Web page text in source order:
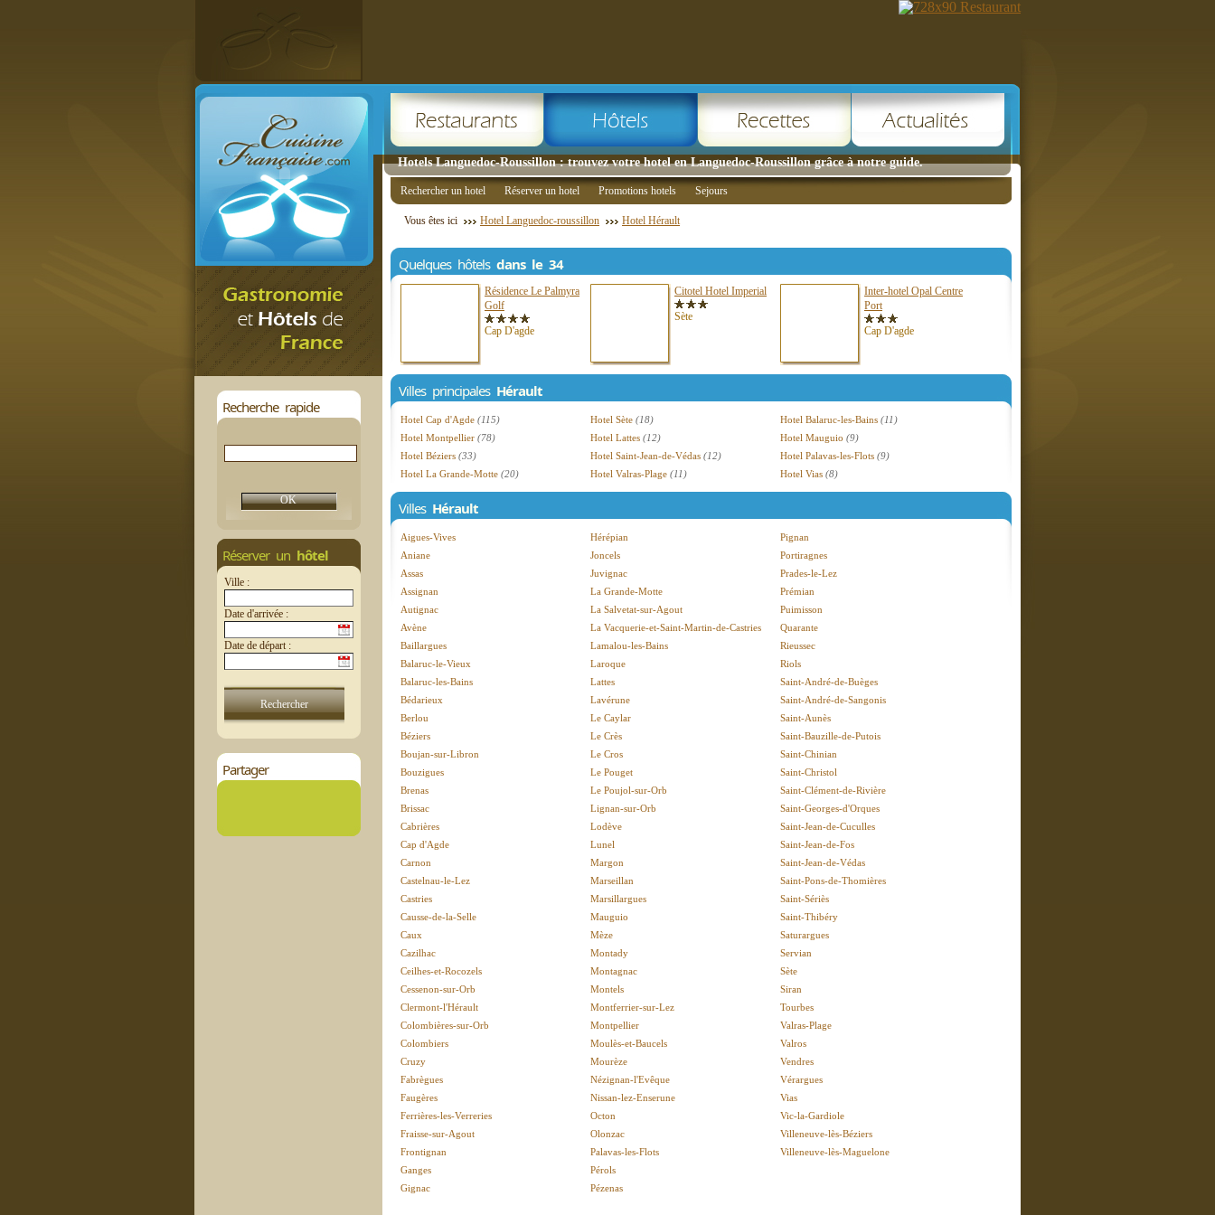
Hotels Languedoc-Roussillon : trouvez votre hotel en Languedoc-Roussillon grâce à notre guide.
Recherche rapide
Réserver un hôtel
Ville :
Date d'arrivée :
Date de départ :
Partager
Rechercher un hotel Réserver un hotel Promotions hotels Sejours
Vous êtes ici Hotel Languedoc-roussillon Hotel Hérault
Quelques hôtels dans le 34
Résidence Le Palmyra
Golf
Cap D'agde
Citotel Hotel Imperial
Sète
Inter-hotel Opal Centre
Port
Cap D'agde
Villes principales Hérault
Hotel Cap d'Agde (115)
Hotel Montpellier (78)
Hotel Béziers (33)
Hotel La Grande-Motte (20)
Hotel Sète (18)
Hotel Lattes (12)
Hotel Saint-Jean-de-Védas (12)
Hotel Valras-Plage (11)
Hotel Balaruc-les-Bains (11)
Hotel Mauguio (9)
Hotel Palavas-les-Flots (9)
Hotel Vias (8)
Villes Hérault
Aigues-Vives
Aniane
Assas
Assignan
Autignac
Avène
Baillargues
Balaruc-le-Vieux
Balaruc-les-Bains
Bédarieux
Berlou
Béziers
Boujan-sur-Libron
Bouzigues
Brenas
Brissac
Cabrières
Cap d'Agde
Carnon
Castelnau-le-Lez
Castries
Causse-de-la-Selle
Caux
Cazilhac
Ceilhes-et-Rocozels
Cessenon-sur-Orb
Clermont-l'Hérault
Colombières-sur-Orb
Colombiers
Cruzy
Fabrègues
Faugères
Ferrières-les-Verreries
Fraisse-sur-Agout
Frontignan
Ganges
Gignac
Hérépian
Joncels
Juvignac
La Grande-Motte
La Salvetat-sur-Agout
La Vacquerie-et-Saint-Martin-de-Castries
Lamalou-les-Bains
Laroque
Lattes
Lavérune
Le Caylar
Le Crès
Le Cros
Le Pouget
Le Poujol-sur-Orb
Lignan-sur-Orb
Lodève
Lunel
Margon
Marseillan
Marsillargues
Mauguio
Mèze
Montady
Montagnac
Montels
Montferrier-sur-Lez
Montpellier
Moulès-et-Baucels
Mourèze
Nézignan-l'Evêque
Nissan-lez-Enserune
Octon
Olonzac
Palavas-les-Flots
Pérols
Pézenas
Pignan
Portiragnes
Prades-le-Lez
Prémian
Puimisson
Quarante
Rieussec
Riols
Saint-André-de-Buèges
Saint-André-de-Sangonis
Saint-Aunès
Saint-Bauzille-de-Putois
Saint-Chinian
Saint-Christol
Saint-Clément-de-Rivière
Saint-Georges-d'Orques
Saint-Jean-de-Cuculles
Saint-Jean-de-Fos
Saint-Jean-de-Védas
Saint-Pons-de-Thomières
Saint-Sériès
Saint-Thibéry
Saturargues
Servian
Sète
Siran
Tourbes
Valras-Plage
Valros
Vendres
Vérargues
Vias
Vic-la-Gardiole
Villeneuve-lès-Béziers
Villeneuve-lès-Maguelone